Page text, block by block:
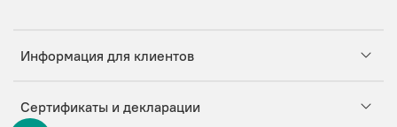
Информация для клиентов
Сертификаты и декларации